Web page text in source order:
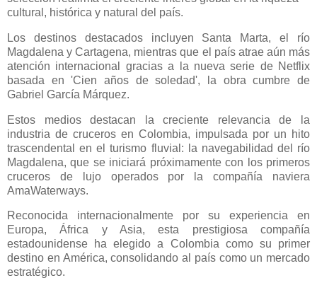
cultural, histórica y natural del país.
Los destinos destacados incluyen Santa Marta, el río
Magdalena y Cartagena, mientras que el país atrae aún más
atención internacional gracias a la nueva serie de Netflix
basada en 'Cien años de soledad', la obra cumbre de
Gabriel García Márquez.
Estos medios destacan la creciente relevancia de la
industria de cruceros en Colombia, impulsada por un hito
trascendental en el turismo fluvial: la navegabilidad del río
Magdalena, que se iniciará próximamente con los primeros
cruceros de lujo operados por la compañía naviera
AmaWaterways.
Reconocida internacionalmente por su experiencia en
Europa, África y Asia, esta prestigiosa compañía
estadounidense ha elegido a Colombia como su primer
destino en América, consolidando al país como un mercado
estratégico.